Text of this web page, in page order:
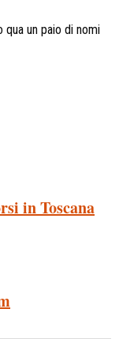
un paio di nomi
in Toscana